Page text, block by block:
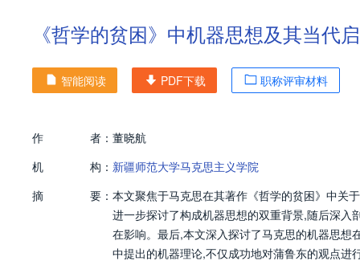
《哲学的贫困》中机器思想及其当代
智能阅读 PDF下载 职称评审材料
作 者： 董晓航
机
构： 新疆师范大学马克思主义学院
摘
要： 本文聚焦于马克思在其著作《哲学的贫困》中关
进一步探讨了构成机器思想的双重背景,随后深
在影响。最后,本文深入探讨了马克思的机器思
中提出的机器理论,不仅成功地对蒲鲁东的观点